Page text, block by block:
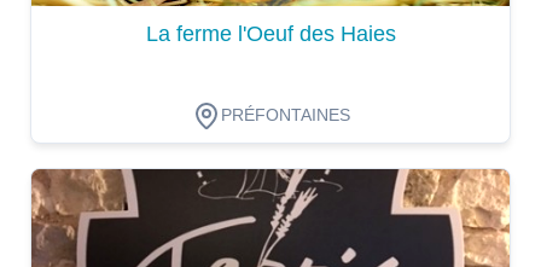
La ferme l'Oeuf des Haies
PRÉFONTAINES
Dégustation